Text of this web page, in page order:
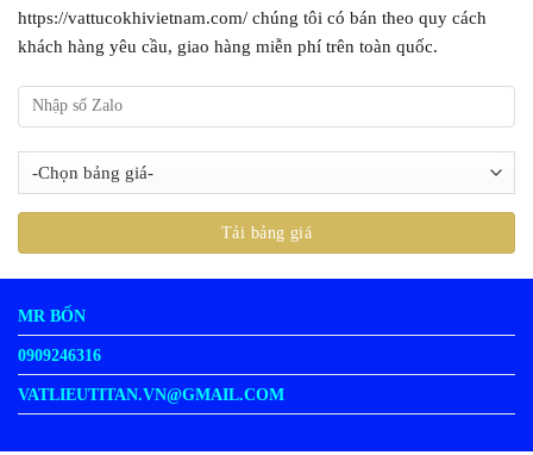
https://vattucokhivietnam.com/ chúng tôi có bán theo quy cách
khách hàng yêu cầu, giao hàng miễn phí trên toàn quốc.
MR BỐN
0909246316
VATLIEUTITAN.VN@GMAIL.COM